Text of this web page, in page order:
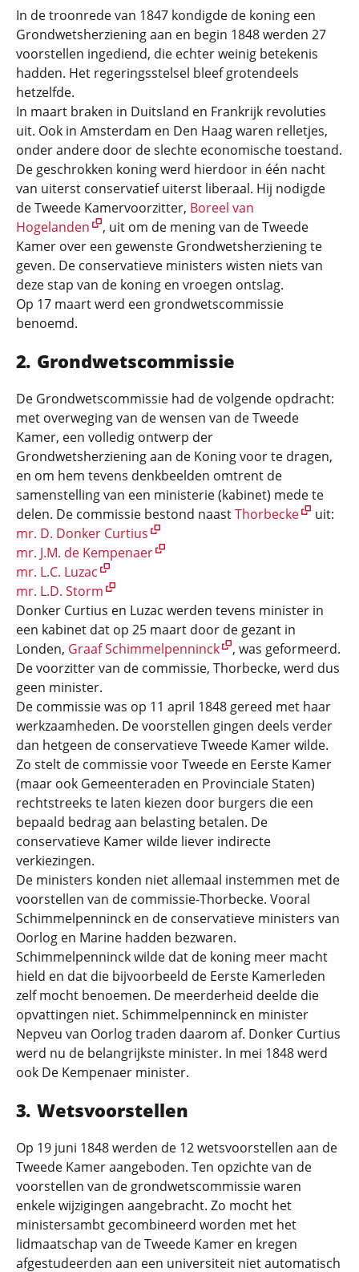
In de troonrede van 1847 kondigde de koning een
Grondwetsherziening aan en begin 1848 werden 27
voorstellen ingediend, die echter weinig betekenis
hadden. Het regeringsstelsel bleef grotendeels
hetzelfde.
In maart braken in Duitsland en Frankrijk revoluties
uit. Ook in Amsterdam en Den Haag waren relletjes,
onder andere door de slechte economische toestand.
De geschrokken koning werd hierdoor in één nacht
van uiterst conservatief uiterst liberaal. Hij nodigde
de Tweede Kamervoorzitter, Boreel van
Hogelanden
, uit om de mening van de Tweede
Kamer over een gewenste Grondwetsherziening te
geven. De conservatieve ministers wisten niets van
deze stap van de koning en vroegen ontslag.
Op 17 maart werd een grondwetscommissie
benoemd.
Grondwetscommissie
De Grondwetscommissie had de volgende opdracht:
met overweging van de wensen van de Tweede
Kamer, een volledig ontwerp der
Grondwetsherziening aan de Koning voor te dragen,
en om hem tevens denkbeelden omtrent de
samenstelling van een ministerie (kabinet) mede te
delen. De commissie bestond naastThorbecke
uit:
mr. D. Donker Curtius
mr. J.M. de Kempenaer
mr. L.C. Luzac
mr. L.D. Storm
Donker Curtius en Luzac werden tevens minister in
een kabinet dat op 25 maart door de gezant in
Londen, Graaf Schimmelpenninck
, was geformeerd.
De voorzitter van de commissie, Thorbecke, werd dus
geen minister.
De commissie was op 11 april 1848 gereed met haar
werkzaamheden. De voorstellen gingen deels verder
dan hetgeen de conservatieve Tweede Kamer wilde.
Zo stelt de commissie voor Tweede en Eerste Kamer
(maar ook Gemeenteraden en Provinciale Staten)
rechtstreeks te laten kiezen door burgers die een
bepaald bedrag aan belasting betalen. De
conservatieve Kamer wilde liever indirecte
verkiezingen.
De ministers konden niet allemaal instemmen met de
voorstellen van de commissie-Thorbecke. Vooral
Schimmelpenninck en de conservatieve ministers van
Oorlog en Marine hadden bezwaren.
Schimmelpenninck wilde dat de koning meer macht
hield en dat die bijvoorbeeld de Eerste Kamerleden
zelf mocht benoemen. De meerderheid deelde die
opvattingen niet. Schimmelpenninck en minister
Nepveu van Oorlog traden daarom af. Donker Curtius
werd nu de belangrijkste minister. In mei 1848 werd
ook De Kempenaer minister.
Wetsvoorstellen
Op 19 juni 1848 werden de 12 wetsvoorstellen aan de
Tweede Kamer aangeboden. Ten opzichte van de
voorstellen van de grondwetscommissie waren
enkele wijzigingen aangebracht. Zo mocht het
ministersambt gecombineerd worden met het
lidmaatschap van de Tweede Kamer en kregen
afgestudeerden aan een universiteit niet automatisch